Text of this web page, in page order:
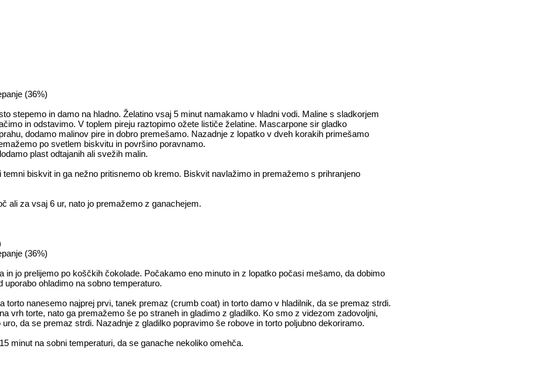
(36%)
stepemo in damo na hladno. Želatino vsaj 5 minut namakamo v hladni vodi. Maline s sladkorjem
in odstavimo. V toplem pireju raztopimo ožete lističe želatine. Mascarpone sir gladko
dodamo malinov pire in dobro premešamo. Nazadnje z lopatko v dveh korakih primešamo
po svetlem biskvitu in površino poravnamo.
plast odtajanih ali svežih malin.
biskvit in ga nežno pritisnemo ob kremo. Biskvit navlažimo in premažemo s prihranjeno
ali za vsaj 6 ur, nato jo premažemo z ganachejem.
(36%)
in jo prelijemo po koščkih čokolade. Počakamo eno minuto in z lopatko počasi mešamo, da dobimo
uporabo ohladimo na sobno temperaturo.
torto nanesemo najprej prvi, tanek premaz (crumb coat) in torto damo v hladilnik, da se premaz strdi.
vrh torte, nato ga premažemo še po straneh in gladimo z gladilko. Ko smo z videzom zadovoljni,
da se premaz strdi. Nazadnje z gladilko popravimo še robove in torto poljubno dekoriramo.
minut na sobni temperaturi, da se ganache nekoliko omehča.